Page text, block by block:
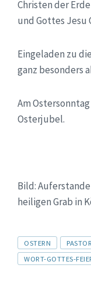
Christen der
und Gottes Jesu
Eingeladen zu
ganz besonders
Am
Osterjubel.
Bild:
heiligen Grab in
Tags
OSTERN
WORT-GOTTES-